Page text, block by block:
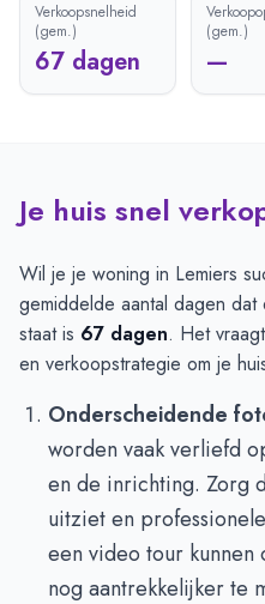
Verkoopsnelheid
(gem.)
67 dagen
(gem.)
—
Je huis snel
Wil je je woning in Lemiers
gemiddelde aantal dagen
staat is 67 dagen. Het
en verkoopstrategie om je
Onderscheidende
worden vaak verliefd
en de inrichting. Zorg
uitziet en
een video tour
nog aantrekkelijker te